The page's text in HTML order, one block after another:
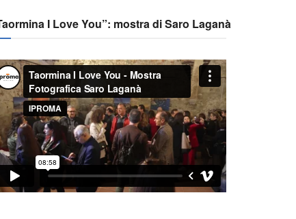
I Love You”: mostra di Saro Laganà